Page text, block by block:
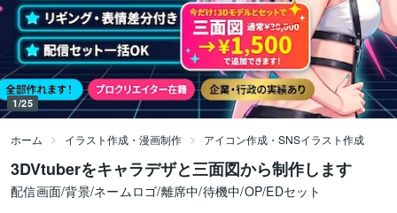
1/25
ホーム イラスト作成・漫画制作 アイコン作成・SNSイラスト作成
3DVtuberをキャラデザと三面図から制作します
配信画面/背景/ネームロゴ/離席中/待機中/OP/EDセット